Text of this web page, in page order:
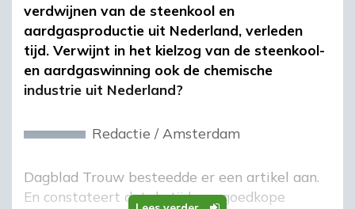
verdwijnen van de steenkool en
aardgasproductie uit Nederland, verleden
tijd. Verwijnt in het kielzog van de steenkool-
en aardgaswinning ook de chemische
industrie uit Nederland?
Redactie / Amsterdam
Dagblad Trouw besteedde er een artikel aan.
En constateert dat de tijd van goedkope